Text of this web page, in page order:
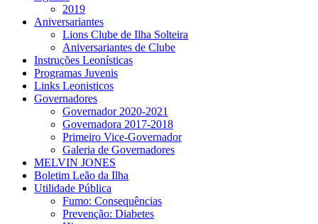
2019
Aniversariantes
Lions Clube de Ilha Solteira
Aniversariantes de Clube
Instruções Leonísticas
Programas Juvenis
Links Leonisticos
Governadores
Governador 2020-2021
Governadora 2017-2018
Primeiro Vice-Governador
Galeria de Governadores
MELVIN JONES
Boletim Leão da Ilha
Utilidade Pública
Fumo: Consequências
Prevenção: Diabetes